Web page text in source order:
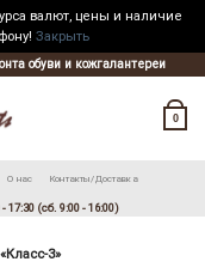
валют, цены и наличие
Закрыть
обуви и кожгалантереи
0
О нас Контакты/Доставка
17:30 (сб. 9:00 - 16:00)
3»